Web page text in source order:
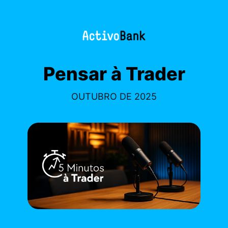
Pensar à Trader
OUTUBRO DE 2025